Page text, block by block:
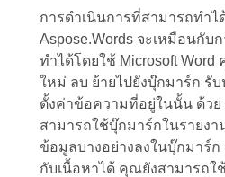
การดำเนินการที่สามารถทำไ
Aspose.Words จะเหมือนกั
ทำได้โดยใช้ Microsoft
ใหม่ ลบ ย้ายไปยังบุ๊กมาร์ก รั
ตั้งค่าข้อความที่อยู่ในนั้น ด้วย
สามารถใช้บุ๊กมาร์กในรายงา
ข้อมูลบางอย่างลงในบุ๊กมาร์
กับเนื้อหาได้ คุณยังสามารถใ